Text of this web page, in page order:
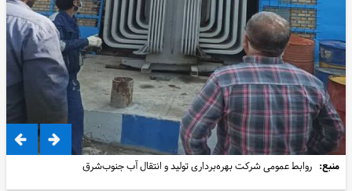
منبع: روابط عمومی شرکت بهره‌برداری تولید و انتقال آب جنوب‌شرق